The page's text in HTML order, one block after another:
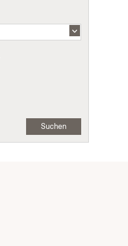
Suchen